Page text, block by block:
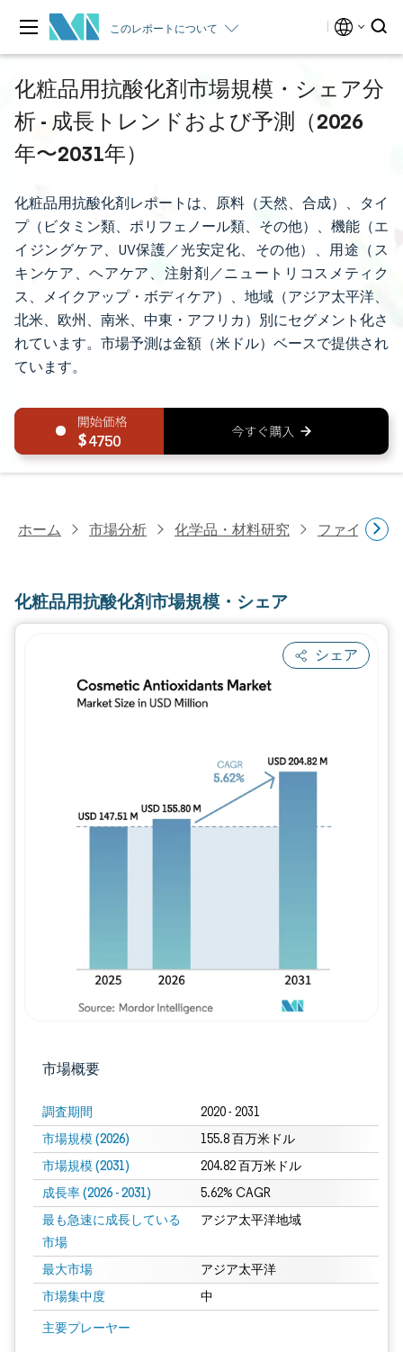
このレポートについて
化粧品用抗酸化剤市場規模・シェア分
析 - 成長トレンドおよび予測（2026
年〜2031年）
化粧品用抗酸化剤レポートは、原料（天然、合成）、タイ
プ（ビタミン類、ポリフェノール類、その他）、機能（エ
イジングケア、UV保護／光安定化、その他）、用途（ス
キンケア、ヘアケア、注射剤／ニュートリコスメティク
ス、メイクアップ・ボディケア）、地域（アジア太平洋、
北米、欧州、南米、中東・アフリカ）別にセグメント化さ
れています。市場予測は金額（米ドル）ベースで提供され
ています。
4750
ホーム 市場分析 化学品・材料研究 ファインケ
化粧品用抗酸化剤市場規模・シェア
シェア
市場概要
調査期間 2020 - 2031
市場規模 (2026) 155.8 百万米ドル
市場規模 (2031) 204.82 百万米ドル
成長率 (2026 - 2031) 5.62% CAGR
最も急速に成長している
市場
アジア太平洋地域
最大市場 アジア太平洋
市場集中度 中
主要プレーヤー
画像 © Mordor Intelligence。再利用にはCC BY 4.0の表示が必要です。